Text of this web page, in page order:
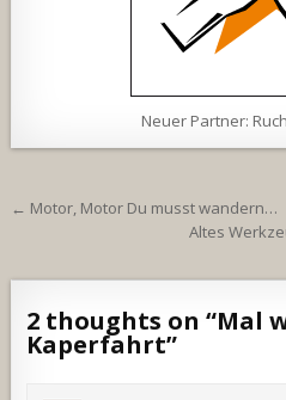
Neuer Partner:
← Motor, Motor Du musst wandern…
Altes
2 thoughts on “Mal
Kaperfahrt”